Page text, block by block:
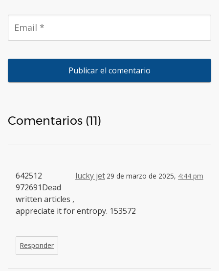
Comentarios (11)
lucky jet 29 de marzo de 2025, 4:44 pm
642512
972691Dead
written articles ,
appreciate it for entropy. 153572
Responder